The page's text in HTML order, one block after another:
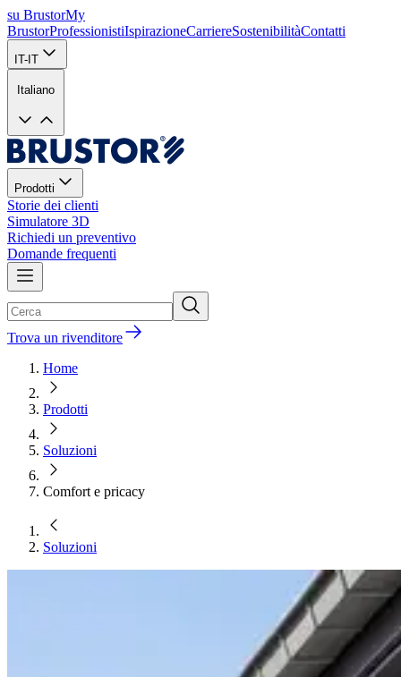
su BrustorMy
BrustorProfessionistiIspirazioneCarriereSostenibilitàContatti
IT-IT
Italiano
Prodotti
Storie dei clienti
Simulatore 3D
Richiedi un preventivo
Domande frequenti
Trova un rivenditore
Home
Prodotti
Soluzioni
Comfort e pricacy
Soluzioni